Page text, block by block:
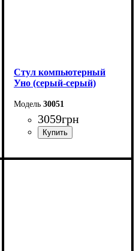
Стул компьютерный
Уно (серый-серый)
30051
3059грн